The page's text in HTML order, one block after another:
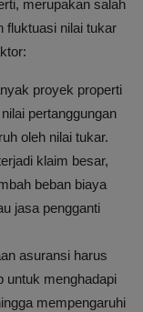
merupakan salah
fluktuasi nilai tukar
proyek properti
pertanggungan
oleh nilai tukar.
klaim besar,
beban biaya
jasa pengganti
asuransi harus
untuk menghadapi
mempengaruhi